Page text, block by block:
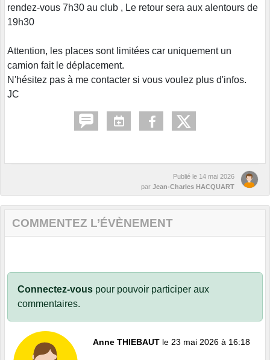
rendez-vous 7h30 au club , Le retour sera aux alentours de
19h30
Attention, les places sont limitées car uniquement un
camion fait le déplacement.
N'hésitez pas à me contacter si vous voulez plus d'infos.
JC
Publié le 14 mai 2026
par Jean-Charles HACQUART
COMMENTEZ L’ÉVÈNEMENT
Connectez-vous pour pouvoir participer aux
commentaires.
Anne THIEBAUT le 23 mai 2026 à 16:18